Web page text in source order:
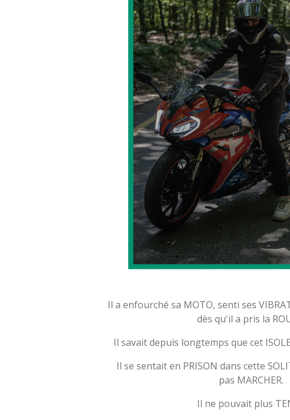
Il a enfourché sa MOTO, senti ses
dès qu'il a pris la
Il savait depuis longtemps que cet
Il se sentait en PRISON dans cette
pas MARCHER.
Il ne pouvait plus